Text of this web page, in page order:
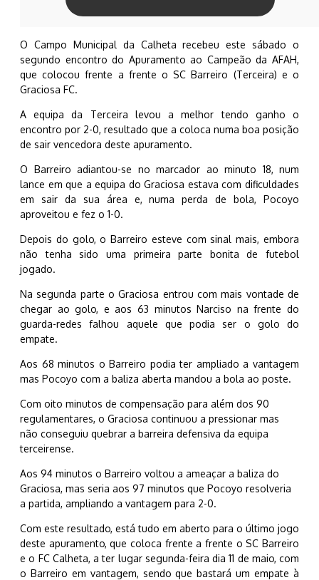
O Campo Municipal da Calheta recebeu este sábado o
segundo encontro do Apuramento ao Campeão da AFAH,
que colocou frente a frente o SC Barreiro (Terceira) e o
Graciosa FC.
A equipa da Terceira levou a melhor tendo ganho o
encontro por 2-0, resultado que a coloca numa boa posição
de sair vencedora deste apuramento.
O Barreiro adiantou-se no marcador ao minuto 18, num
lance em que a equipa do Graciosa estava com dificuldades
em sair da sua área e, numa perda de bola, Pocoyo
aproveitou e fez o 1-0.
Depois do golo, o Barreiro esteve com sinal mais, embora
não tenha sido uma primeira parte bonita de futebol
jogado.
Na segunda parte o Graciosa entrou com mais vontade de
chegar ao golo, e aos 63 minutos Narciso na frente do
guarda-redes falhou aquele que podia ser o golo do
empate.
Aos 68 minutos o Barreiro podia ter ampliado a vantagem
mas Pocoyo com a baliza aberta mandou a bola ao poste.
Com oito minutos de compensação para além dos 90
regulamentares, o Graciosa continuou a pressionar mas
não conseguiu quebrar a barreira defensiva da equipa
terceirense.
Aos 94 minutos o Barreiro voltou a ameaçar a baliza do
Graciosa, mas seria aos 97 minutos que Pocoyo resolveria
a partida, ampliando a vantagem para 2-0.
Com este resultado, está tudo em aberto para o último jogo
deste apuramento, que coloca frente a frente o SC Barreiro
e o FC Calheta, a ter lugar segunda-feira dia 11 de maio, com
o Barreiro em vantagem, sendo que bastará um empate à